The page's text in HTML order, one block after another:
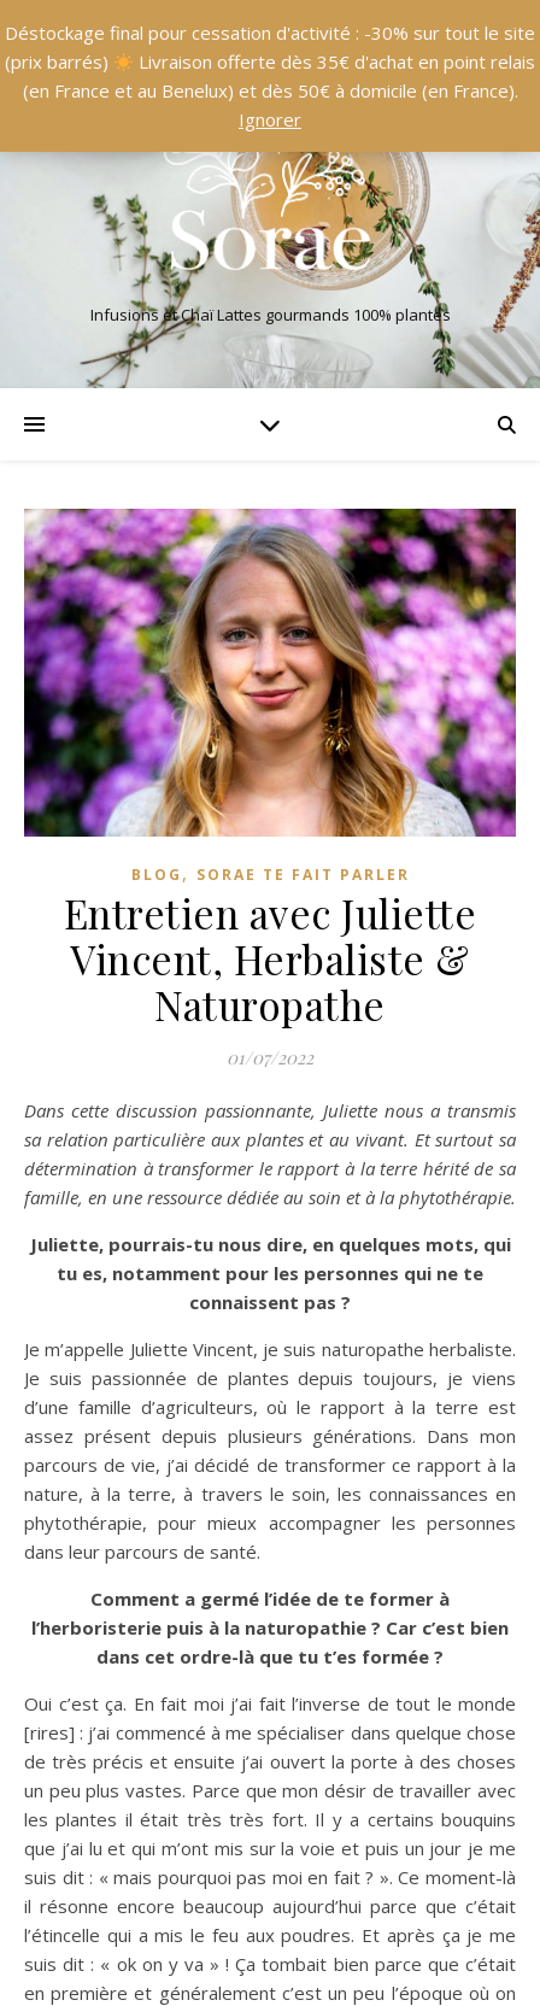
Déstockage final pour cessation d'activité : -30% sur tout le site
(prix barrés)
Livraison offerte dès 35€ d'achat en point relais
(en France et au Benelux) et dès 50€ à domicile (en France).
Ignorer
Infusions et Chaï Lattes gourmands 100% plantes
BLOG , SORAE TE FAIT PARLER
Entretien avec Juliette
Vincent, Herbaliste &
Naturopathe
01/07/2022
Dans cette discussion passionnante, Juliette nous a transmis
sa relation particulière aux plantes et au vivant. Et surtout sa
détermination à transformer le rapport à la terre hérité de sa
famille, en une ressource dédiée au soin et à la phytothérapie.
Juliette, pourrais-tu nous dire, en quelques mots, qui
tu es, notamment pour les personnes qui ne te
connaissent pas ?
Je m’appelle Juliette Vincent, je suis naturopathe herbaliste.
Je suis passionnée de plantes depuis toujours, je viens
d’une famille d’agriculteurs, où le rapport à la terre est
assez présent depuis plusieurs générations. Dans mon
parcours de vie, j’ai décidé de transformer ce rapport à la
nature, à la terre, à travers le soin, les connaissances en
phytothérapie, pour mieux accompagner les personnes
dans leur parcours de santé.
Comment a germé l’idée de te former à
l’herboristerie puis à la naturopathie ? Car c’est bien
dans cet ordre-là que tu t’es formée ?
Oui c’est ça. En fait moi j’ai fait l’inverse de tout le monde
[rires] : j’ai commencé à me spécialiser dans quelque chose
de très précis et ensuite j’ai ouvert la porte à des choses
un peu plus vastes. Parce que mon désir de travailler avec
les plantes il était très très fort. Il y a certains bouquins
que j’ai lu et qui m’ont mis sur la voie et puis un jour je me
suis dit : « mais pourquoi pas moi en fait ? ». Ce moment-là
il résonne encore beaucoup aujourd’hui parce que c’était
l’étincelle qui a mis le feu aux poudres. Et après ça je me
suis dit : « ok on y va » ! Ça tombait bien parce que c’était
en première et généralement c’est un peu l’époque où on